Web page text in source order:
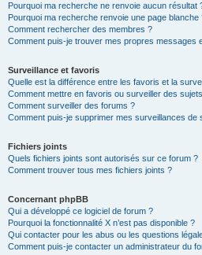
Pourquoi ma recherche ne renvoie aucun résultat
Pourquoi ma recherche renvoie une page blanche
Comment rechercher des membres ?
Comment puis-je trouver mes propres messages
Surveillance et favoris
Quelle est la différence entre les favoris et la
Comment mettre en favoris ou surveiller des
Comment surveiller des forums ?
Comment puis-je supprimer mes surveillances de
Fichiers joints
Quels fichiers joints sont autorisés sur ce forum ?
Comment trouver tous mes fichiers joints ?
Concernant phpBB
Qui a développé ce logiciel de forum ?
Pourquoi la fonctionnalité X n’est pas disponible ?
Qui contacter pour les abus ou les questions
Comment puis-je contacter un administrateur du